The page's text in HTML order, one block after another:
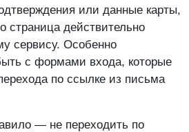
или данные карты,
страница действительно
сервису. Особенно
с формами входа, которые
по ссылке из письма
— не переходить по